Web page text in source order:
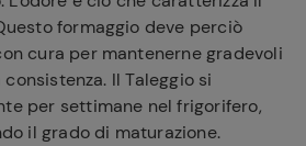
formaggio deve perciò
cura per mantenerne gradevoli
consistenza. Il Taleggio si
per settimane nel frigorifero,
il grado di maturazione.